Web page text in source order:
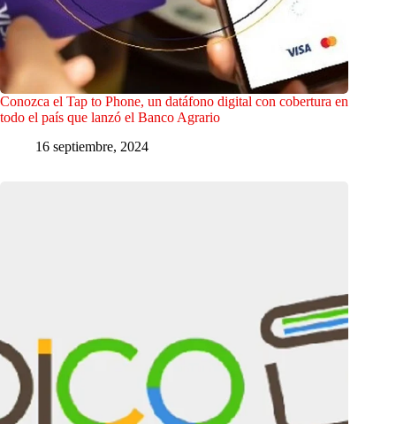
Conozca el Tap to Phone, un datáfono digital con cobertura en
todo el país que lanzó el Banco Agrario
16 septiembre, 2024